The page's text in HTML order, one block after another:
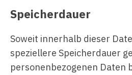
Speicherdauer
Soweit innerhalb dieser
speziellere Speicherdauer
personenbezogenen Daten